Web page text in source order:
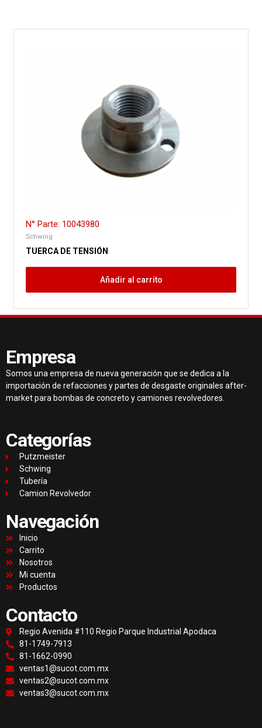
N° Parte: 10043980
Schwing
TUERCA DE TENSIÓN
Añadir al carrito
Empresa
Somos una empresa de nueva generación que se dedica a la
importación de refacciones y partes de desgaste originales after-
market para bombas de concreto y camiones revolvedores.
Categorías
Putzmeister
Schwing
Tubería
Camion Revolvedor
Navegación
Inicio
Carrito
Nosotros
Mi cuenta
Productos
Contacto
Regio Avenida #110 Regio Parque Industrial Apodaca
81-1749-7913
81-1662-0990
ventas1@sucot.com.mx
ventas2@sucot.com.mx
ventas3@sucot.com.mx